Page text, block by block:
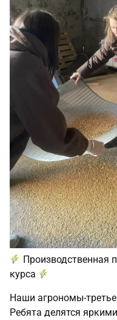
Производственная
курса
Наши
Ребята делятся